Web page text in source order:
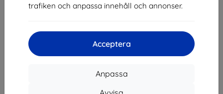
trafiken och anpassa innehåll och annonser.
Acceptera
Anpassa
147 kr
I lager > 5 st